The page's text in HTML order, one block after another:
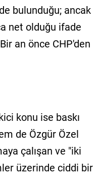
bulunduğu; ancak
net olduğu ifade
an önce CHP'den
konu ise baskı
de Özgür Özel
çalışan ve "iki
üzerinde ciddi bir